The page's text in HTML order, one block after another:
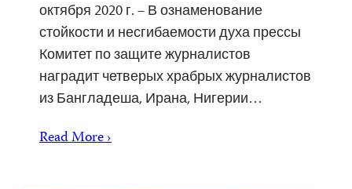
октября 2020 г. – В ознаменование
стойкости и несгибаемости духа прессы
Комитет по защите журналистов
наградит четверых храбрых журналистов
из Бангладеша, Ирана, Нигерии…
Read More ›